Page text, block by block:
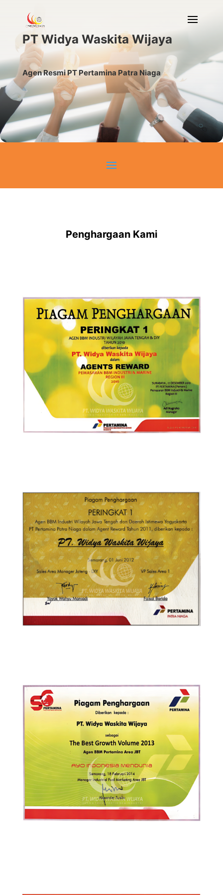
PT Widya Waskita Wijaya
Agen Resmi PT Pertamina Patra Niaga
Penghargaan Kami